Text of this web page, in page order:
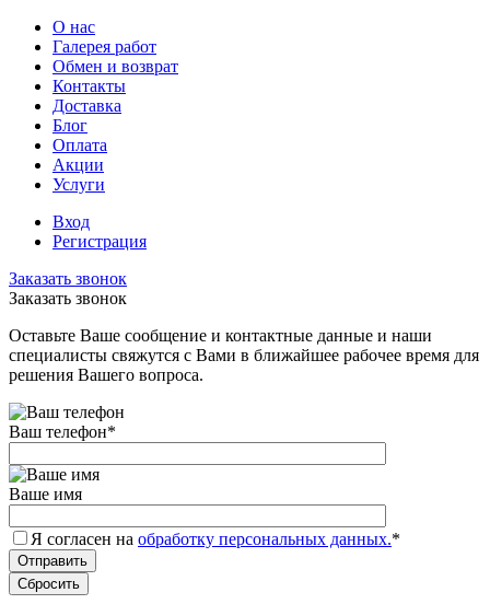
О нас
Галерея работ
Обмен и возврат
Контакты
Доставка
Блог
Оплата
Акции
Услуги
Вход
Регистрация
Заказать звонок
Заказать звонок
Оставьте Ваше сообщение и контактные данные и наши
специалисты свяжутся с Вами в ближайшее рабочее время для
решения Вашего вопроса.
Ваш телефон*
Ваше имя
Я согласен на обработку персональных данных.*